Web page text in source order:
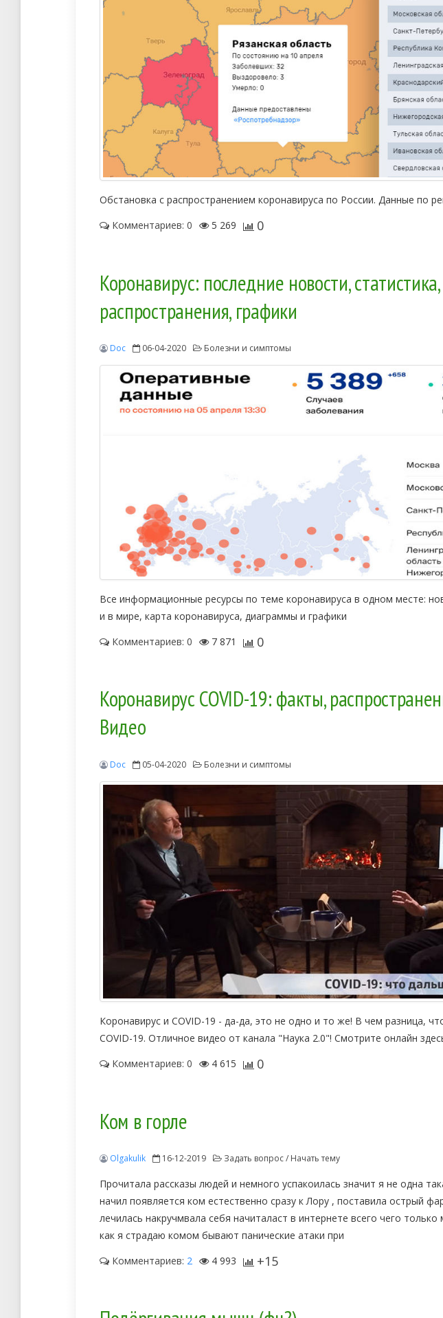
Обстановка с распространением коронавируса по России. Данные по
Комментариев: 0 5 269 0
Коронавирус: последние новости,
распространения, графики
Doc 06-04-2020 Болезни и симптомы
Все информационные ресурсы по теме коронавируса в одном месте:
и в мире, карта коронавируса, диаграммы и графики
Комментариев: 0 7 871 0
Коронавирус COVID-19: факты,
Видео
Doc 05-04-2020 Болезни и симптомы
Коронавирус и COVID-19 - да-да, это не одно и то же! В чем разница,
COVID-19. Отличное видео от канала "Наука 2.0"! Смотрите онлайн
Комментариев: 0 4 615 0
Ком в горле
Olgakulik 16-12-2019 Задать вопрос / Начать тему
Прочитала рассказы людей и немного успакоилась значит я не одна
начил появляется ком естественно сразу к Лору , поставила острый
лечилась накручмвала себя начиталаст в интернете всего чего
как я страдаю комом бывают панические атаки при
Комментариев: 2 4 993 +15